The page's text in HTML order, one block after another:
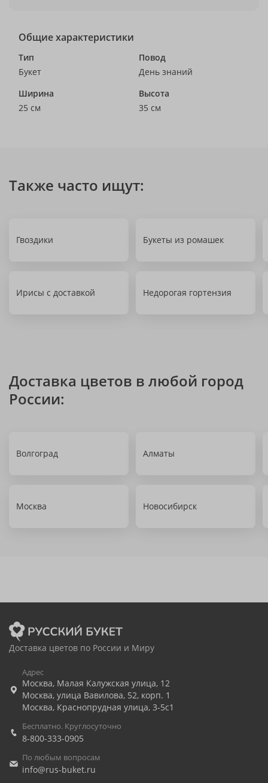
Общие характеристики
Тип
Букет
Повод
День знаний
Ширина
25 см
Высота
35 см
Также часто ищут:
Гвоздики Букеты из ромашек
Ирисы с доставкой Недорогая гортензия
Доставка цветов в любой город
России:
Волгоград Алматы
Москва Новосибирск
Доставка цветов по России и Миру
Адрес
Москва, Малая Калужская улица, 12
Москва, улица Вавилова, 52, корп. 1
Москва, Краснопрудная улица, 3-5с1
Бесплатно. Круглосуточно
8-800-333-0905
По любым вопросам
info@rus-buket.ru